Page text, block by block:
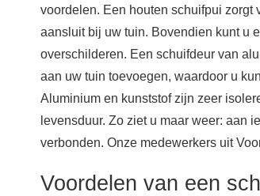
voordelen. Een houten schuifpui zorgt
aansluit bij uw tuin. Bovendien kunt u
overschilderen. Een schuifdeur van
aan uw tuin toevoegen, waardoor u
Aluminium en kunststof zijn zeer
levensduur. Zo ziet u maar weer: aan
verbonden. Onze medewerkers uit
Voordelen van een